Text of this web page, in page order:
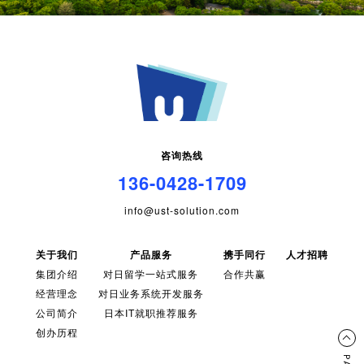
咨询热线
136-0428-1709
info@ust-solution.com
关于我们
集团介绍
经营理念
公司简介
创办历程
产品服务
对日留学一站式服务
对日业务系统开发服务
日本IT就职推荐服务
携手同行
合作共赢
人才招聘